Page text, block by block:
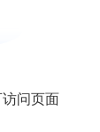
问页面